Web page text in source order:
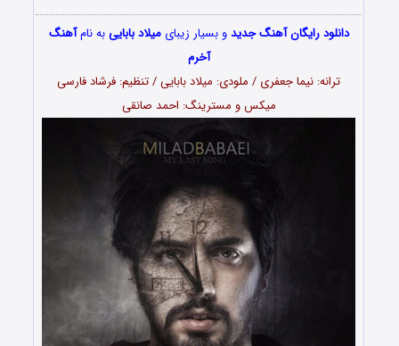
دانلود رایگان آهنگ جدیدو بسیار زیبایمیلاد باباییبه نامآهنگ
آخرم
ترانه: نیما جعفری / ملودی: میلاد بابایی / تنظیم: فرشاد فارسی
میکس و مسترینگ: احمد صانقی